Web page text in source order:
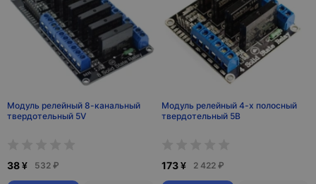
Модуль релейный 8-канальный
твердотельный 5V
38 ¥ 532 ₽
Модуль релейный 4-х полосный
твердотельный 5В
173 ¥ 2 422 ₽